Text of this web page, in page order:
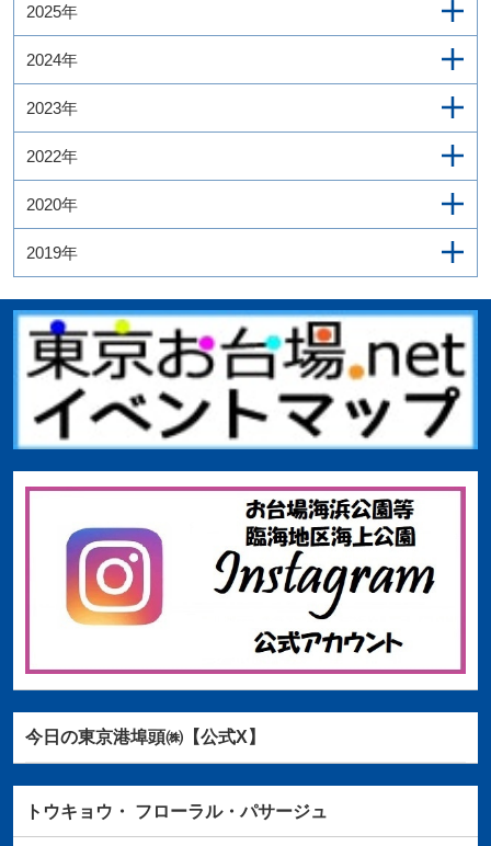
2025年
2024年
2023年
2022年
2020年
2019年
今日の東京港埠頭㈱【公式X】
トウキョウ・ フローラル・パサージュ